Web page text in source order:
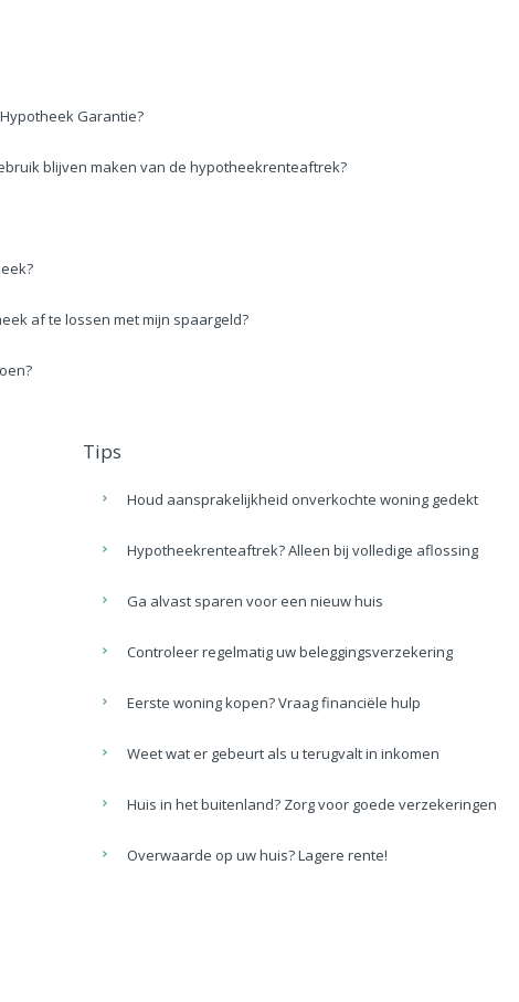
Garantie?
blijven maken van de hypotheekrenteaftrek?
af te lossen met mijn spaargeld?
Tips
Houd aansprakelijkheid onverkochte woning gedekt
Hypotheekrenteaftrek? Alleen bij volledige aflossing
Ga alvast sparen voor een nieuw huis
Controleer regelmatig uw beleggingsverzekering
Eerste woning kopen? Vraag financiële hulp
Weet wat er gebeurt als u terugvalt in inkomen
Huis in het buitenland? Zorg voor goede verzekeringen
Overwaarde op uw huis? Lagere rente!